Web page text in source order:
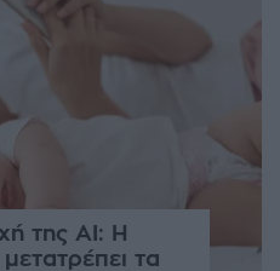
της AI: Η
τα